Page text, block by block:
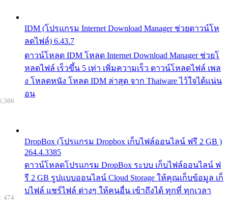
IDM (โปรแกรม Internet Download Manager ช่วยดาวน์โห
ลดไฟล์) 6.43.7
ดาวน์โหลด IDM โหลด Internet Download Manager ช่วยโ
หลดไฟล์ เร็วขึ้น 5 เท่า เพิ่มความเร็ว ดาวน์โหลดไฟล์ เพล
ง โหลดหนัง โหลด IDM ล่าสุด จาก Thaiware ไว้ใจได้แน่น
อน
DropBox (โปรแกรม Dropbox เก็บไฟล์ออนไลน์ ฟรี 2 GB )
264.4.3385
ดาวน์โหลดโปรแกรม DropBox ระบบ เก็บไฟล์ออนไลน์ ฟ
รี 2 GB รูปแบบออนไลน์ Cloud Storage ให้คุณเก็บข้อมูล เก็
บไฟล์ แชร์ไฟล์ ต่างๆ ให้คนอื่น เข้าถึงได้ ทุกที่ ทุกเวลา
474